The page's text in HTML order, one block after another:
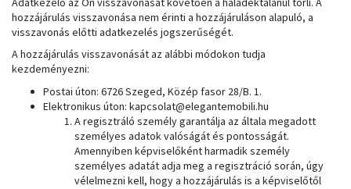
hozzájárulás visszavonása nem érinti a hozzájáruláson alapuló, a
visszavonás előtti adatkezelés jogszerűségét.
A hozzájárulás visszavonását az alábbi módokon tudja
kezdeményezni:
Postai úton: 6726 Szeged, Közép fasor 28/B. 1.
Elektronikus úton: kapcsolat@elegantemobili.hu
A regisztráló személy garantálja az általa megadott
személyes adatok valóságát és pontosságát.
Amennyiben képviselőként harmadik személy
személyes adatát adja meg a regisztráció során, úgy
vélelmezni kell, hogy a hozzájárulás is a képviselőtől